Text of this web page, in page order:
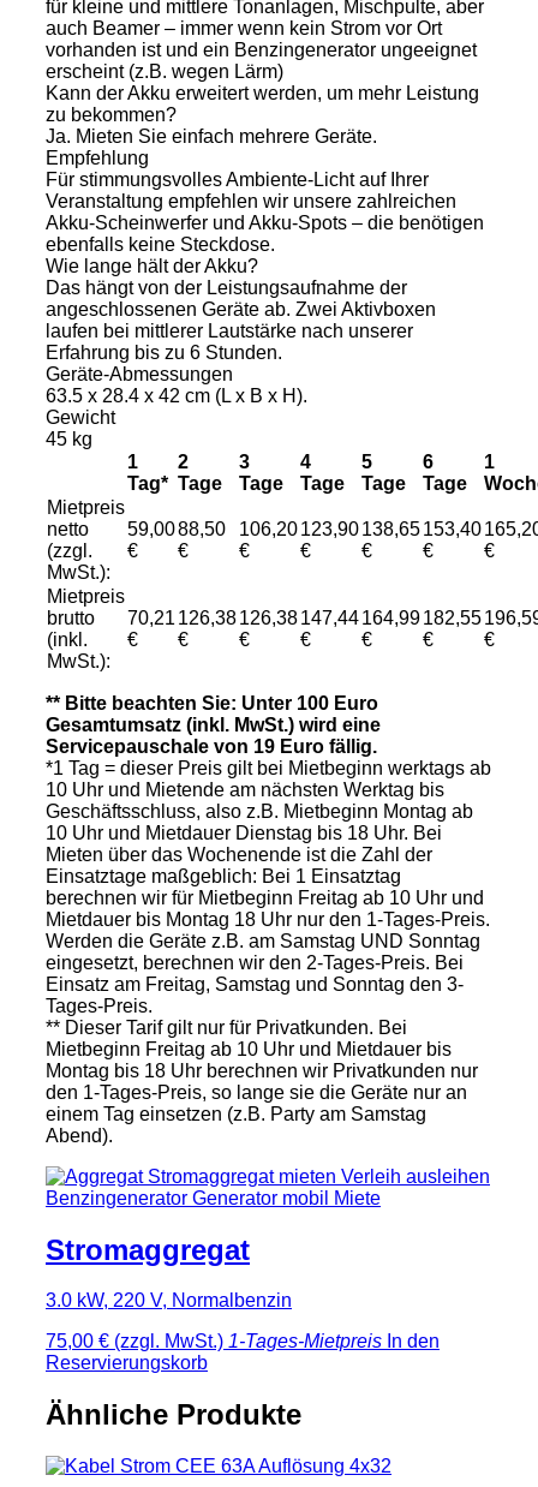
für kleine und mittlere Tonanlagen, Mischpulte, aber
auch Beamer – immer wenn kein Strom vor Ort
vorhanden ist und ein Benzingenerator ungeeignet
erscheint (z.B. wegen Lärm)
Kann der Akku erweitert werden, um mehr Leistung
zu bekommen?
Ja. Mieten Sie einfach mehrere Geräte.
Empfehlung
Für stimmungsvolles Ambiente-Licht auf Ihrer
Veranstaltung empfehlen wir unsere zahlreichen
Akku-Scheinwerfer und Akku-Spots – die benötigen
ebenfalls keine Steckdose.
Wie lange hält der Akku?
Das hängt von der Leistungsaufnahme der
angeschlossenen Geräte ab. Zwei Aktivboxen
laufen bei mittlerer Lautstärke nach unserer
Erfahrung bis zu 6 Stunden.
Geräte-Abmessungen
63.5 x 28.4 x 42 cm (L x B x H).
Gewicht
45 kg
1
Tag*
2
Tage
3
Tage
4
Tage
5
Tage
6
Tage
1
Mietpreis
netto
(zzgl.
MwSt.):
59,00
€
88,50
€
106,20
€
123,90
€
138,65
€
153,40
€
€
Mietpreis
brutto
(inkl.
MwSt.):
70,21
€
126,38
€
126,38
€
147,44
€
164,99
€
182,55
€
€
** Bitte beachten Sie: Unter 100 Euro
Gesamtumsatz (inkl. MwSt.) wird eine
Servicepauschale von 19 Euro fällig.
*1 Tag = dieser Preis gilt bei Mietbeginn werktags ab
10 Uhr und Mietende am nächsten Werktag bis
Geschäftsschluss, also z.B. Mietbeginn Montag ab
10 Uhr und Mietdauer Dienstag bis 18 Uhr. Bei
Mieten über das Wochenende ist die Zahl der
Einsatztage maßgeblich: Bei 1 Einsatztag
berechnen wir für Mietbeginn Freitag ab 10 Uhr und
Mietdauer bis Montag 18 Uhr nur den 1-Tages-Preis.
Werden die Geräte z.B. am Samstag UND Sonntag
eingesetzt, berechnen wir den 2-Tages-Preis. Bei
Einsatz am Freitag, Samstag und Sonntag den 3-
Tages-Preis.
** Dieser Tarif gilt nur für Privatkunden. Bei
Mietbeginn Freitag ab 10 Uhr und Mietdauer bis
Montag bis 18 Uhr berechnen wir Privatkunden nur
den 1-Tages-Preis, so lange sie die Geräte nur an
einem Tag einsetzen (z.B. Party am Samstag
Abend).
Stromaggregat
3.0 kW, 220 V, Normalbenzin
75,00 € (zzgl. MwSt.) 1-Tages-Mietpreis In den
Reservierungskorb
Ähnliche Produkte